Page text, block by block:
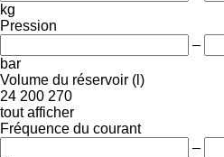
kg
Pression
–
bar
Volume du réservoir (l)
24 200 270
tout afficher
Fréquence du courant
–